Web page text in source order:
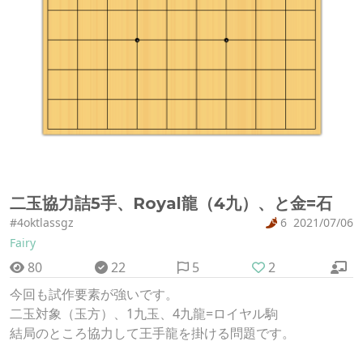
二玉協力詰5手、Royal龍（4九）、と金=石
#4oktlassgz 6 2021/07/06
Fairy
80 22 5
2
今回も試作要素が強いです。
二玉対象（玉方）、1九玉、4九龍=ロイヤル駒
結局のところ協力して王手龍を掛ける問題です。